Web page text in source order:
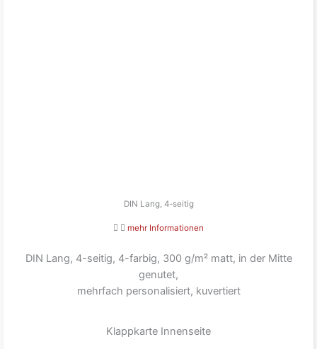
DIN Lang, 4-seitig
mehr Informationen
DIN Lang, 4-seitig, 4-farbig, 300 g/m² matt, in der Mitte
genutet,
mehrfach personalisiert, kuvertiert
Klappkarte Innenseite